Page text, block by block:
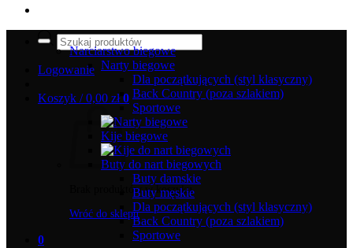
Wyszukiwarka
produktów
Logowanie
Koszyk /0,00 zł 0
Brak produktów w koszyku.
Wróć do sklepu
0
Narciarstwo biegowe
Narty biegowe
Dla początkujących (styl klasyczny)
Back Country (poza szlakiem)
Sportowe
Kije biegowe
Buty do nart biegowych
Buty damskie
Buty męskie
Dla początkujących (styl klasyczny)
Back Country (poza szlakiem)
Sportowe